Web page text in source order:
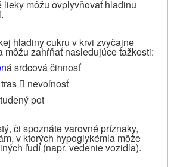
lieky môžu ovplyvňovať hladinu
hladiny cukru v krvi zvyčajne
môžu zahŕňať nasledujúce ťažkosti:
á srdcová činnosť
 nevoľnosť
pot
či spoznáte varovné príznaky,
v ktorých hypoglykémia môže
ľudí (napr. vedenie vozidla).